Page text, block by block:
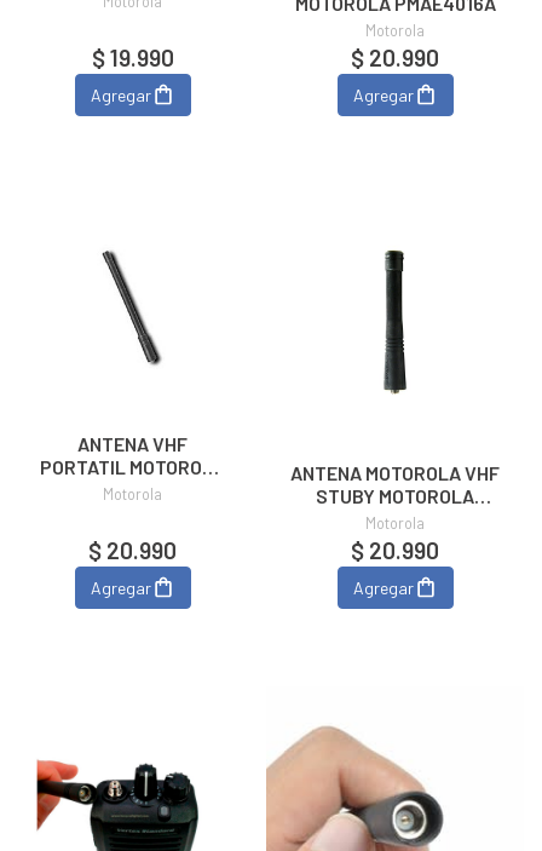
$ 19.990
Agregar
Motorola
$ 20.990
Agregar
ANTENA VHF
PORTATIL MOTOROLA
150-162 MHZ
Motorola
$ 20.990
Agregar
ANTENA MOTOROLA VHF
STUBY MOTOROLA
HAD9742A
Motorola
$ 20.990
Agregar